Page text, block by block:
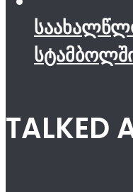
TALKED